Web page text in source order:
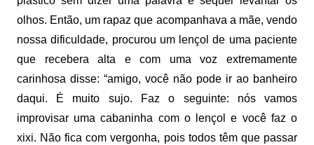
olhos. Então, um rapaz que acompanhava a mãe, vendo
nossa dificuldade, procurou um lençol de uma paciente
que recebera alta e com uma voz extremamente
carinhosa disse: “amigo, você não pode ir ao banheiro
daqui. É muito sujo. Faz o seguinte: nós vamos
improvisar uma cabaninha com o lençol e você faz o
xixi. Não fica com vergonha, pois todos têm que passar